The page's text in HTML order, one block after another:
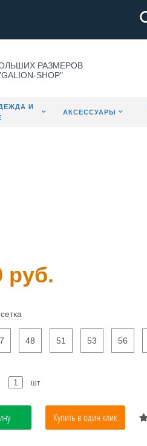
РАЗМЕРОВ
SHOP"
И
АКСЕССУАРЫ
руб.
48 51 53 56
шт
Купить в один клик